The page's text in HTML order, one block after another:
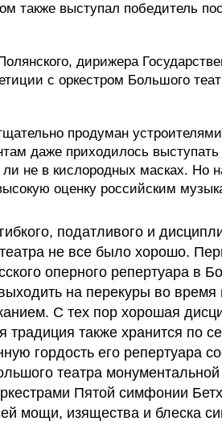
выступал победитель
дирижера
с оркестром Большого
продуман устроителями
даже приходилось выступать
не в кислородных масках. Но
оценку российским
податливого и
не все было хорошо.
оперного репертуара в
на перекуры во время
С тех пор хорошая
также хранится по
гордость его репертуара
театра
Пятой симфонии
мощи, изящества и блеска